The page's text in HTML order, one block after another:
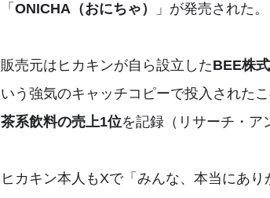
「 ONICHA（おにちゃ） 」が発売された。
販売元はヒカキンが自ら設立したBEE株
いう強気のキャッチコピーで投入された
茶系飲料の売上1位を記録（リサーチ・ア
ヒカキン本人もXで「みんな、本当にあ